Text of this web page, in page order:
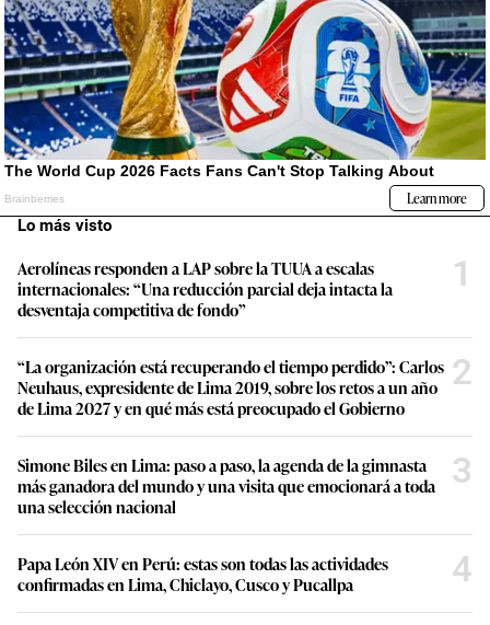
Lo más visto
Aerolíneas responden a LAP sobre la TUUA a escalas
internacionales: “Una reducción parcial deja intacta la
desventaja competitiva de fondo”
1
“La organización está recuperando el tiempo perdido”: Carlos
Neuhaus, expresidente de Lima 2019, sobre los retos a un año
de Lima 2027 y en qué más está preocupado el Gobierno
2
Simone Biles en Lima: paso a paso, la agenda de la gimnasta
más ganadora del mundo y una visita que emocionará a toda
una selección nacional
3
Papa León XIV en Perú: estas son todas las actividades
confirmadas en Lima, Chiclayo, Cusco y Pucallpa
4